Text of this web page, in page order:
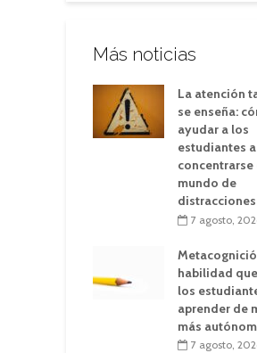
Más noticias
La atención
se enseña:
ayudar a los
estudiantes a
concentrarse
mundo de
distracciones
7 agosto,
habilidad
los
aprender de
más
7 agosto,